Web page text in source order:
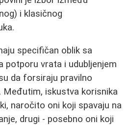
i klasičnog
specifičan oblik sa
potporu vrata i udubljenjem
da forsiraju pravilno
Međutim, iskustva korisnika
naročito oni koji spavaju na
drugi - posebno oni koji